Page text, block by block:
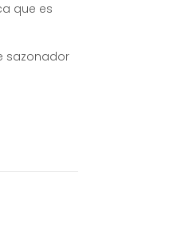
que es
sazonador